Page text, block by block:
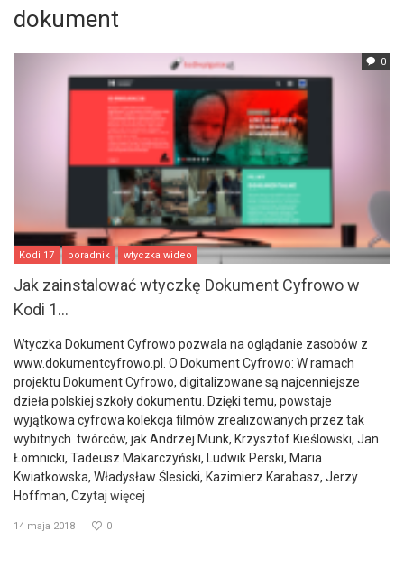
dokument
0
Kodi 17 poradnik wtyczka wideo
Jak zainstalować wtyczkę Dokument Cyfrowo w
Kodi 1...
Wtyczka Dokument Cyfrowo pozwala na oglądanie zasobów z
www.dokumentcyfrowo.pl. O Dokument Cyfrowo: W ramach
projektu Dokument Cyfrowo, digitalizowane są najcenniejsze
dzieła polskiej szkoły dokumentu. Dzięki temu, powstaje
wyjątkowa cyfrowa kolekcja filmów zrealizowanych przez tak
wybitnych twórców, jak Andrzej Munk, Krzysztof Kieślowski, Jan
Łomnicki, Tadeusz Makarczyński, Ludwik Perski, Maria
Kwiatkowska, Władysław Ślesicki, Kazimierz Karabasz, Jerzy
Hoffman, Czytaj więcej
14 maja 2018 0